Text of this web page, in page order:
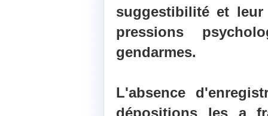
suggestibilité et
pressions
gendarmes.
L'absence
dépositions les a